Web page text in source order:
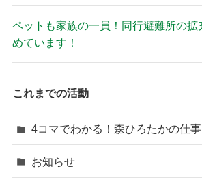
ペットも家族の一員！同行避難所の拡
めています！
これまでの活動
4コマでわかる！森ひろたかの仕事
お知らせ